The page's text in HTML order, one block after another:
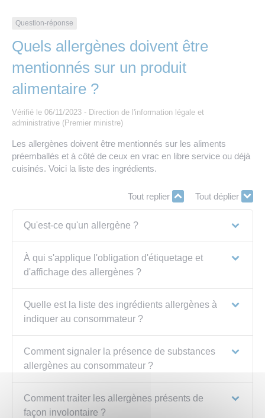
Travaux
Numérique
Annuaire de contacts
Nos publications
Question-réponse
Quels allergènes doivent être
mentionnés sur un produit
alimentaire ?
Vérifié le 06/11/2023 - Direction de l'information légale et
administrative (Premier ministre)
Les allergènes doivent être mentionnés sur les aliments
préemballés et à côté de ceux en vrac en libre service ou déjà
cuisinés. Voici la liste des ingrédients.
Tout replier Tout déplier
Qu'est-ce qu'un allergène ?
À qui s'applique l'obligation d'étiquetage et
d'affichage des allergènes ?
Quelle est la liste des ingrédients allergènes à
indiquer au consommateur ?
Comment signaler la présence de substances
allergènes au consommateur ?
Comment traiter les allergènes présents de
façon involontaire ?